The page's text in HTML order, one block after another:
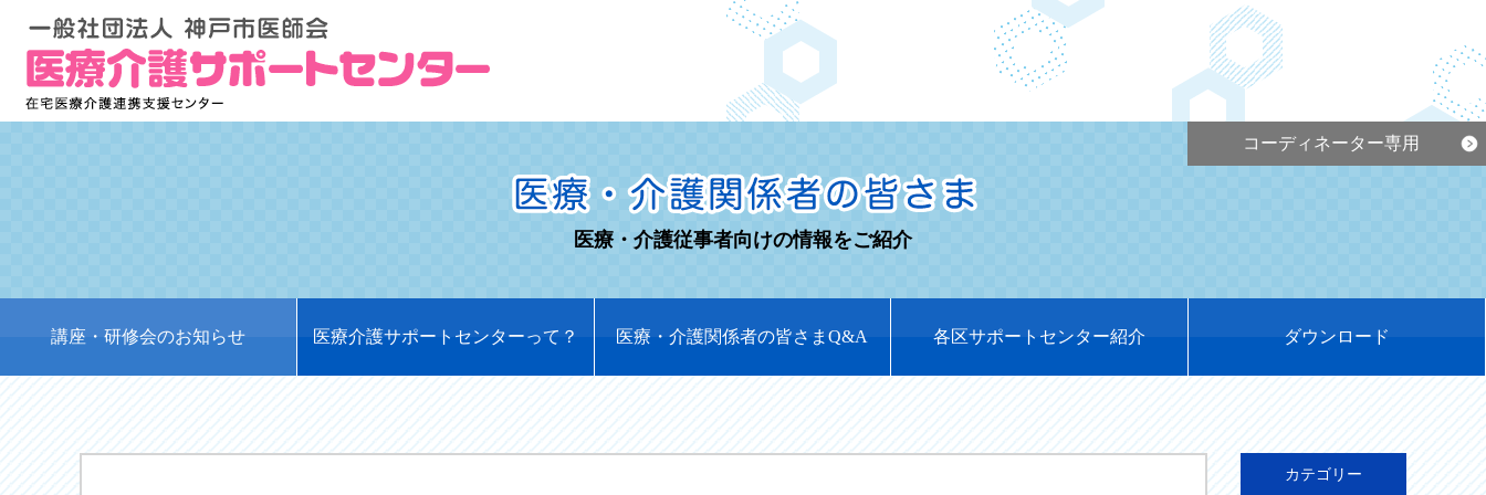
医療・介護従事者向けの情報をご紹介
講座・研修会のお知らせ 医療介護サポートセンターって？ 医療・介護関係者の皆さまQ&A 各区サポートセンター紹介 ダウンロード
コーディネーター専用
カテゴリー